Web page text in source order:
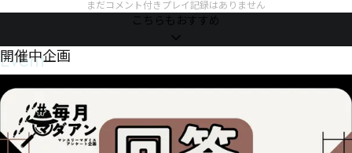
まだコメント付きプレイ記録はありません
こちらもおすすめ
Event
開催中企画